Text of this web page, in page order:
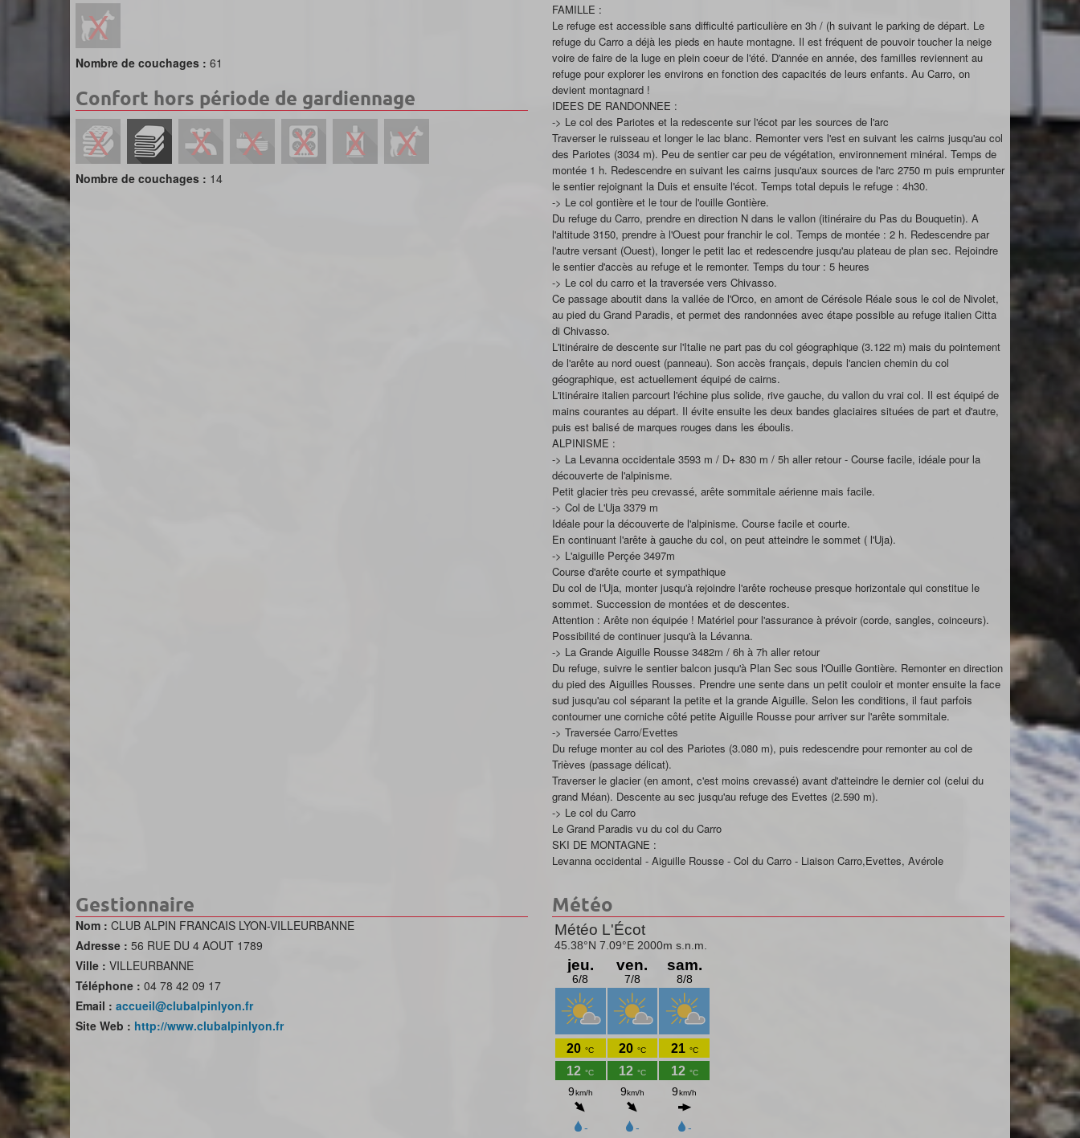
Nombre de couchages : 61
Confort hors période de gardiennage
Nombre de couchages : 14
FAMILLE :
Le refuge est accessible sans difficulté particulière en 3h / (h suivant le parking de départ. Le
refuge du Carro a déjà les pieds en haute montagne. Il est fréquent de pouvoir toucher la neige
voire de faire de la luge en plein coeur de l'été. D'année en année, des familles reviennent au
refuge pour explorer les environs en fonction des capacités de leurs enfants. Au Carro, on
devient montagnard !
IDEES DE RANDONNEE :
-> Le col des Pariotes et la redescente sur l'écot par les sources de l'arc
Traverser le ruisseau et longer le lac blanc. Remonter vers l'est en suivant les cairns jusqu'au col
des Pariotes (3034 m). Peu de sentier car peu de végétation, environnement minéral. Temps de
montée 1 h. Redescendre en suivant les cairns jusqu'aux sources de l'arc 2750 m puis emprunter
le sentier rejoignant la Duis et ensuite l'écot. Temps total depuis le refuge : 4h30.
-> Le col gontière et le tour de l'ouille Gontière.
Du refuge du Carro, prendre en direction N dans le vallon (itinéraire du Pas du Bouquetin). A
l'altitude 3150, prendre à l'Ouest pour franchir le col. Temps de montée : 2 h. Redescendre par
l'autre versant (Ouest), longer le petit lac et redescendre jusqu'au plateau de plan sec. Rejoindre
le sentier d'accès au refuge et le remonter. Temps du tour : 5 heures
-> Le col du carro et la traversée vers Chivasso.
Ce passage aboutit dans la vallée de l'Orco, en amont de Cérésole Réale sous le col de Nivolet,
au pied du Grand Paradis, et permet des randonnées avec étape possible au refuge italien Citta
di Chivasso.
L'itinéraire de descente sur l'Italie ne part pas du col géographique (3.122 m) mais du pointement
de l'arête au nord ouest (panneau). Son accès français, depuis l'ancien chemin du col
géographique, est actuellement équipé de cairns.
L'itinéraire italien parcourt l'échine plus solide, rive gauche, du vallon du vrai col. Il est équipé de
mains courantes au départ. Il évite ensuite les deux bandes glaciaires situées de part et d'autre,
puis est balisé de marques rouges dans les éboulis.
ALPINISME :
-> La Levanna occidentale 3593 m / D+ 830 m / 5h aller retour - Course facile, idéale pour la
découverte de l'alpinisme.
Petit glacier très peu crevassé, arête sommitale aérienne mais facile.
-> Col de L'Uja 3379 m
Idéale pour la découverte de l'alpinisme. Course facile et courte.
En continuant l'arête à gauche du col, on peut atteindre le sommet ( l'Uja).
-> L'aiguille Perçée 3497m
Course d'arête courte et sympathique
Du col de l'Uja, monter jusqu'à rejoindre l'arête rocheuse presque horizontale qui constitue le
sommet. Succession de montées et de descentes.
Attention : Arête non équipée ! Matériel pour l'assurance à prévoir (corde, sangles, coinceurs).
Possibilité de continuer jusqu'à la Lévanna.
-> La Grande Aiguille Rousse 3482m / 6h à 7h aller retour
Du refuge, suivre le sentier balcon jusqu'à Plan Sec sous l'Ouille Gontière. Remonter en direction
du pied des Aiguilles Rousses. Prendre une sente dans un petit couloir et monter ensuite la face
sud jusqu'au col séparant la petite et la grande Aiguille. Selon les conditions, il faut parfois
contourner une corniche côté petite Aiguille Rousse pour arriver sur l'arête sommitale.
-> Traversée Carro/Evettes
Du refuge monter au col des Pariotes (3.080 m), puis redescendre pour remonter au col de
Trièves (passage délicat).
Traverser le glacier (en amont, c'est moins crevassé) avant d'atteindre le dernier col (celui du
grand Méan). Descente au sec jusqu'au refuge des Evettes (2.590 m).
-> Le col du Carro
Le Grand Paradis vu du col du Carro
SKI DE MONTAGNE :
Levanna occidental - Aiguille Rousse - Col du Carro - Liaison Carro,Evettes, Avérole
Gestionnaire
Nom : CLUB ALPIN FRANCAIS LYON-VILLEURBANNE
Adresse : 56 RUE DU 4 AOUT 1789
Ville : VILLEURBANNE
Téléphone : 04 78 42 09 17
Email : accueil@clubalpinlyon.fr
Site Web : http://www.clubalpinlyon.fr
Météo